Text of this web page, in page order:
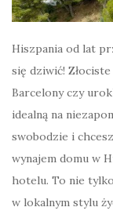
Hiszpania od lat
się dziwić!
Barcelony czy
idealną na
swobodzie i
wynajem domu w
hotelu. To nie
w lokalnym stylu